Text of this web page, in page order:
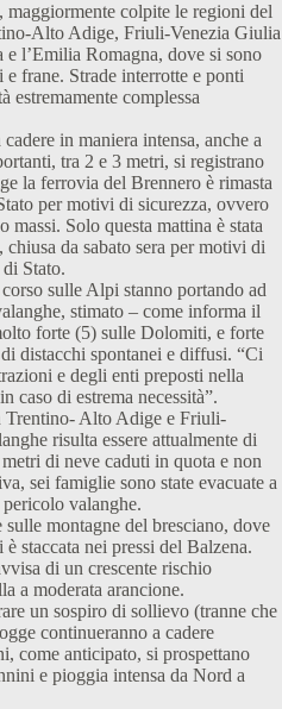
colpite le regioni del
Alto Adige, Friuli-Venezia Giulia
l’Emilia Romagna, dove si sono
frane. Strade interrotte e ponti
estremamente complessa
in maniera intensa, anche a
tra 2 e 3 metri, si registrano
la ferrovia del Brennero è rimasta
per motivi di sicurezza, ovvero
Solo questa mattina è stata
da sabato sera per motivi di
Stato.
sulle Alpi stanno portando ad
stimato – come informa il
forte (5) sulle Dolomiti, e forte
distacchi spontanei e diffusi. “Ci
e degli enti preposti nella
caso di estrema necessità”.
Trentino- Alto Adige e Friuli-
risulta essere attualmente di
di neve caduti in quota e non
sei famiglie sono state evacuate a
valanghe.
sulle montagne del bresciano, dove
staccata nei pressi del Balzena.
di un crescente rischio
a moderata arancione.
un sospiro di sollievo (tranne che
continueranno a cadere
come anticipato, si prospettano
e pioggia intensa da Nord a